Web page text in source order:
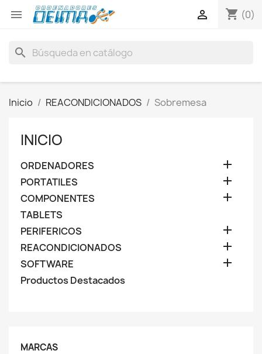
 shopping_cart (0)

search
Inicio REACONDICIONADOS Sobremesa
INICIO
ORDENADORES 
PORTATILES 
COMPONENTES 
TABLETS
PERIFERICOS

REACONDICIONADOS 
SOFTWARE 
Productos Destacados
MARCAS